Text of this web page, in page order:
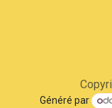
Généré par